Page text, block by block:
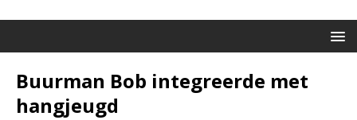
Buurman Bob integreerde met
hangjeugd